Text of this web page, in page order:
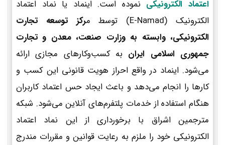
اعتماد الکترونیکی نموده است. اینماد یا نماد اعتماد
الکترونیک (E-Namad) توسط م
رکز توسعه تجارت
الکترونیکی، وابسته به وزارت صنعت، معدن و تجارت
جمهوری اسلامی ایران به کسب‌وکارهای مجازی ارائه
می‌شود. اینماد در واقع احراز هویت قانونی این کسب و
کارها را انجام می‌دهد و باعث ایجاد حس اعتماد کاربران
هنگام استفاده از خدمات پلتفرم‌های آنلاین می‌شود. شبکه
مترجمین اشراق با برخورداری از این نماد اعتماد
الکترونیکی خود را ملزم به رعایت قوانین و مقررات مندرج